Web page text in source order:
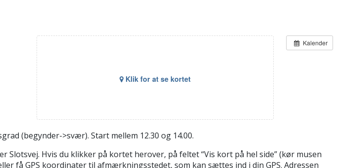
Kalender
Klik for at se kortet
(begynder->svær). Start mellem 12.30 og 14.00.
Hvis du klikker på kortet herover, på feltet “Vis kort på hel side” (kør musen
få GPS koordinater til afmærkningsstedet, som kan sættes ind i din GPS. Adressen